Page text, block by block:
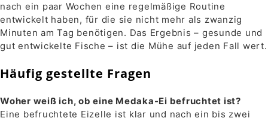
nach ein paar Wochen eine regelmäßige Routine
entwickelt haben, für die sie nicht mehr als zwanzig
Minuten am Tag benötigen. Das Ergebnis – gesunde und
gut entwickelte Fische – ist die Mühe auf jeden Fall wert.
Häufig gestellte Fragen
Woher weiß ich, ob eine Medaka-Ei befruchtet ist?
Eine befruchtete Eizelle ist klar und nach ein bis zwei